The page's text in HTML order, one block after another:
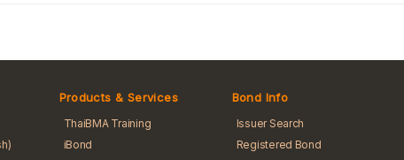
Products & Services
ThaiBMA Training
iBond
Bond Info
Issuer Search
Registered Bond